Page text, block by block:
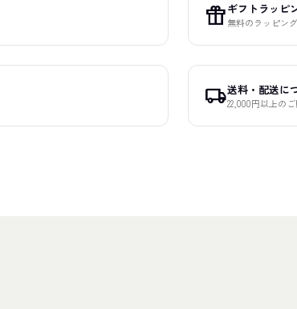
featured_seasonal_and_giftsギフトラッピ
無料のラッピン
local_shipping送料・配送に
22,000円以上の